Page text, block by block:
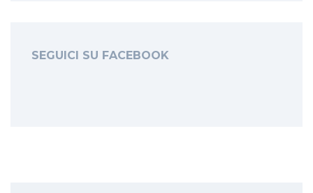
SEGUICI SU FACEBOOK